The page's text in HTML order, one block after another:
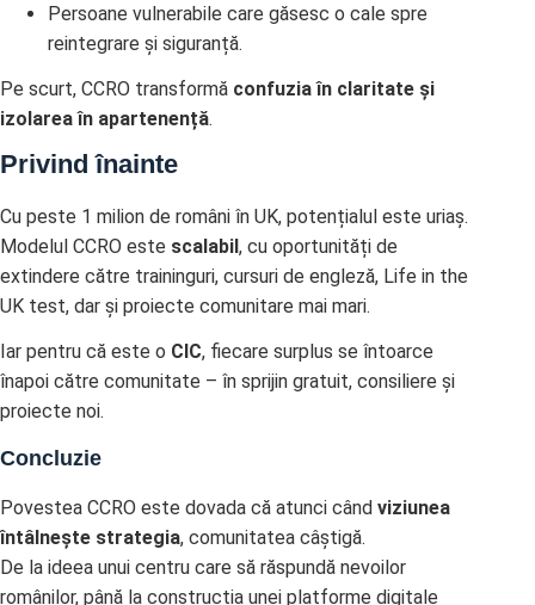
Persoane vulnerabile care găsesc o cale spre
reintegrare și siguranță.
Pe scurt, CCRO transformă confuzia în claritate și
izolarea în apartenență.
Privind înainte
Cu peste 1 milion de români în UK, potențialul este uriaș.
Modelul CCRO este scalabil, cu oportunități de
extindere către traininguri, cursuri de engleză, Life in the
UK test, dar și proiecte comunitare mai mari.
Iar pentru că este o CIC, fiecare surplus se întoarce
înapoi către comunitate – în sprijin gratuit, consiliere și
proiecte noi.
Concluzie
Povestea CCRO este dovada că atunci când viziunea
întâlnește strategia, comunitatea câștigă.
De la ideea unui centru care să răspundă nevoilor
românilor, până la construcția unei platforme digitale